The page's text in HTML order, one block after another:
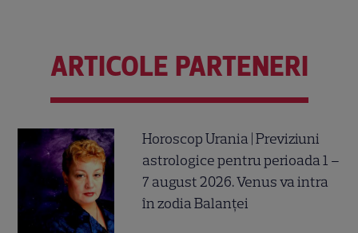
ARTICOLE PARTENERI
Horoscop Urania | Previziuni
astrologice pentru perioada 1 –
7 august 2026. Venus va intra
în zodia Balanței